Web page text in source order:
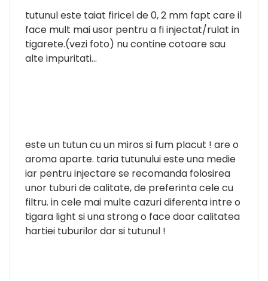
tutunul este taiat firicel de 0, 2 mm fapt care il
face mult mai usor pentru a fi injectat/rulat in
tigarete.(vezi foto) nu contine cotoare sau
alte impuritati…
este un tutun cu un miros si fum placut ! are o
aroma aparte. taria tutunului este una medie
iar pentru injectare se recomanda folosirea
unor tuburi de calitate, de preferinta cele cu
filtru. in cele mai multe cazuri diferenta intre o
tigara light si una strong o face doar calitatea
hartiei tuburilor dar si tutunul !